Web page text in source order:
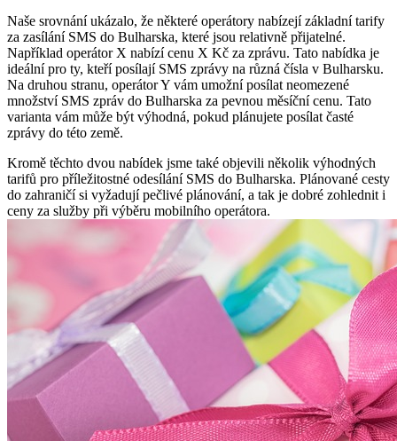
Naše srovnání ukázalo, že některé operátory nabízejí základní tarify
za zasílání SMS do Bulharska, které jsou relativně přijatelné.
Například operátor X nabízí cenu X Kč za zprávu. Tato nabídka je
ideální pro ty, kteří posílají SMS zprávy na různá čísla v Bulharsku.
Na druhou stranu, operátor Y vám umožní posílat neomezené
množství SMS zpráv do Bulharska za pevnou měsíční cenu. Tato
varianta vám může být výhodná, pokud plánujete posílat časté
zprávy do této země.
Kromě těchto dvou nabídek jsme také objevili několik výhodných
tarifů pro příležitostné odesílání SMS do Bulharska. Plánované cesty
do zahraničí si vyžadují pečlivé plánování, a tak je dobré zohlednit i
ceny za služby při výběru mobilního operátora.